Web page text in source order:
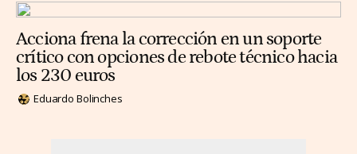
Acciona frena la corrección en un soporte
crítico con opciones de rebote técnico hacia
los 230 euros
Eduardo Bolinches